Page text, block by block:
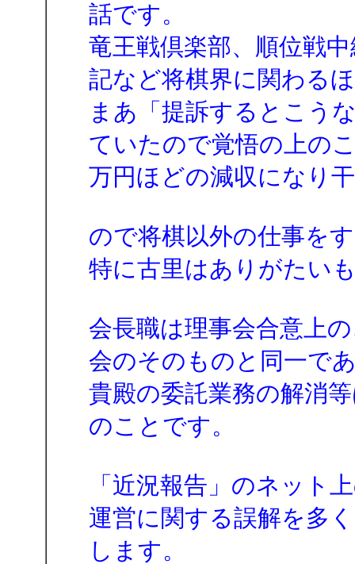
話です。
竜王戦倶楽部、順位戦
記など将棋界に関わる
まあ「提訴するとこう
ていたので覚悟の上の
万円ほどの減収になり
ので将棋以外の仕事を
特に古里はありがたい
会長職は理事会合意上
会のそのものと同一で
貴殿の委託業務の解消
のことです。
「近況報告」のネット
運営に関する誤解を多
します。